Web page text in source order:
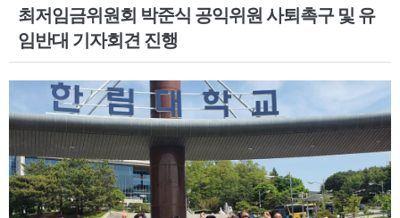
최저임금위원회 박준식 공익위원 사퇴촉구 및 유
임반대 기자회견 진행